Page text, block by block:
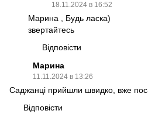
18.11.2024 в 16:52
Марина , Будь ласка)
звертайтесь
Відповісти
Марина
11.11.2024 в 13:26
Саджанці прийшли швидко, вже
Відповісти